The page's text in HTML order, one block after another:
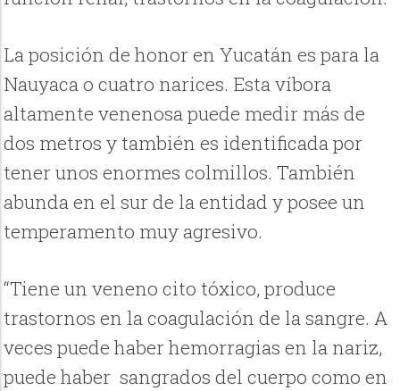
La posición de honor en Yucatán es para la
Nauyaca o cuatro narices. Esta víbora
altamente venenosa puede medir más de
dos metros y también es identificada por
tener unos enormes colmillos. También
abunda en el sur de la entidad y posee un
temperamento muy agresivo.
“Tiene un veneno cito tóxico, produce
trastornos en la coagulación de la sangre. A
veces puede haber hemorragias en la nariz,
puede haber sangrados del cuerpo como en